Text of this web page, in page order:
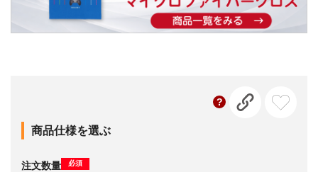
商品仕様を選ぶ
注文数量 必須